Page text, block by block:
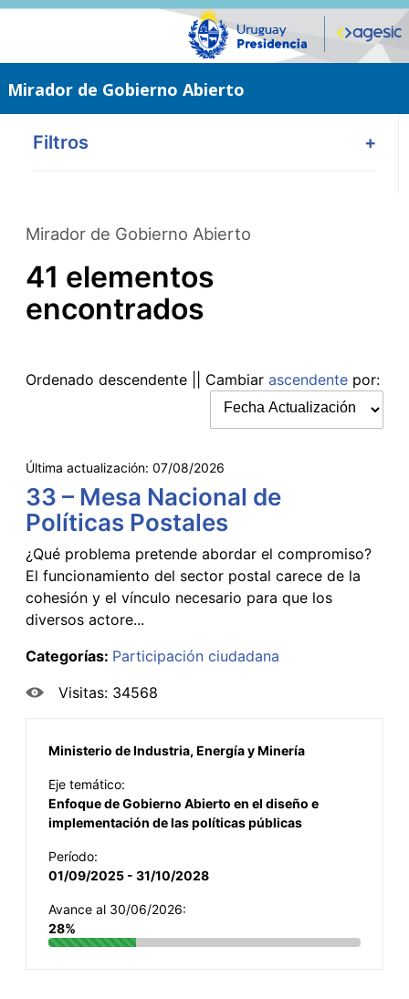
Saltar
Mirador de Gobierno Abierto
Filtros +
Mirador de Gobierno Abierto
41 elementos
encontrados
Ordenado descendente || Cambiar ascendente por:
Última actualización: 07/08/2026
33 – Mesa Nacional de
Políticas Postales
¿Qué problema pretende abordar el compromiso?
El funcionamiento del sector postal carece de la
cohesión y el vínculo necesario para que los
diversos actore...
Categorías: Participación ciudadana
Visitas: 34568
Ministerio de Industria, Energía y Minería
Eje temático:
Enfoque de Gobierno Abierto en el diseño e
implementación de las políticas públicas
Período:
01/09/2025 - 31/10/2028
Avance al 30/06/2026:
28%